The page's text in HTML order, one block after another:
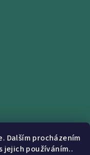
Dalším procházením
jejich používáním..